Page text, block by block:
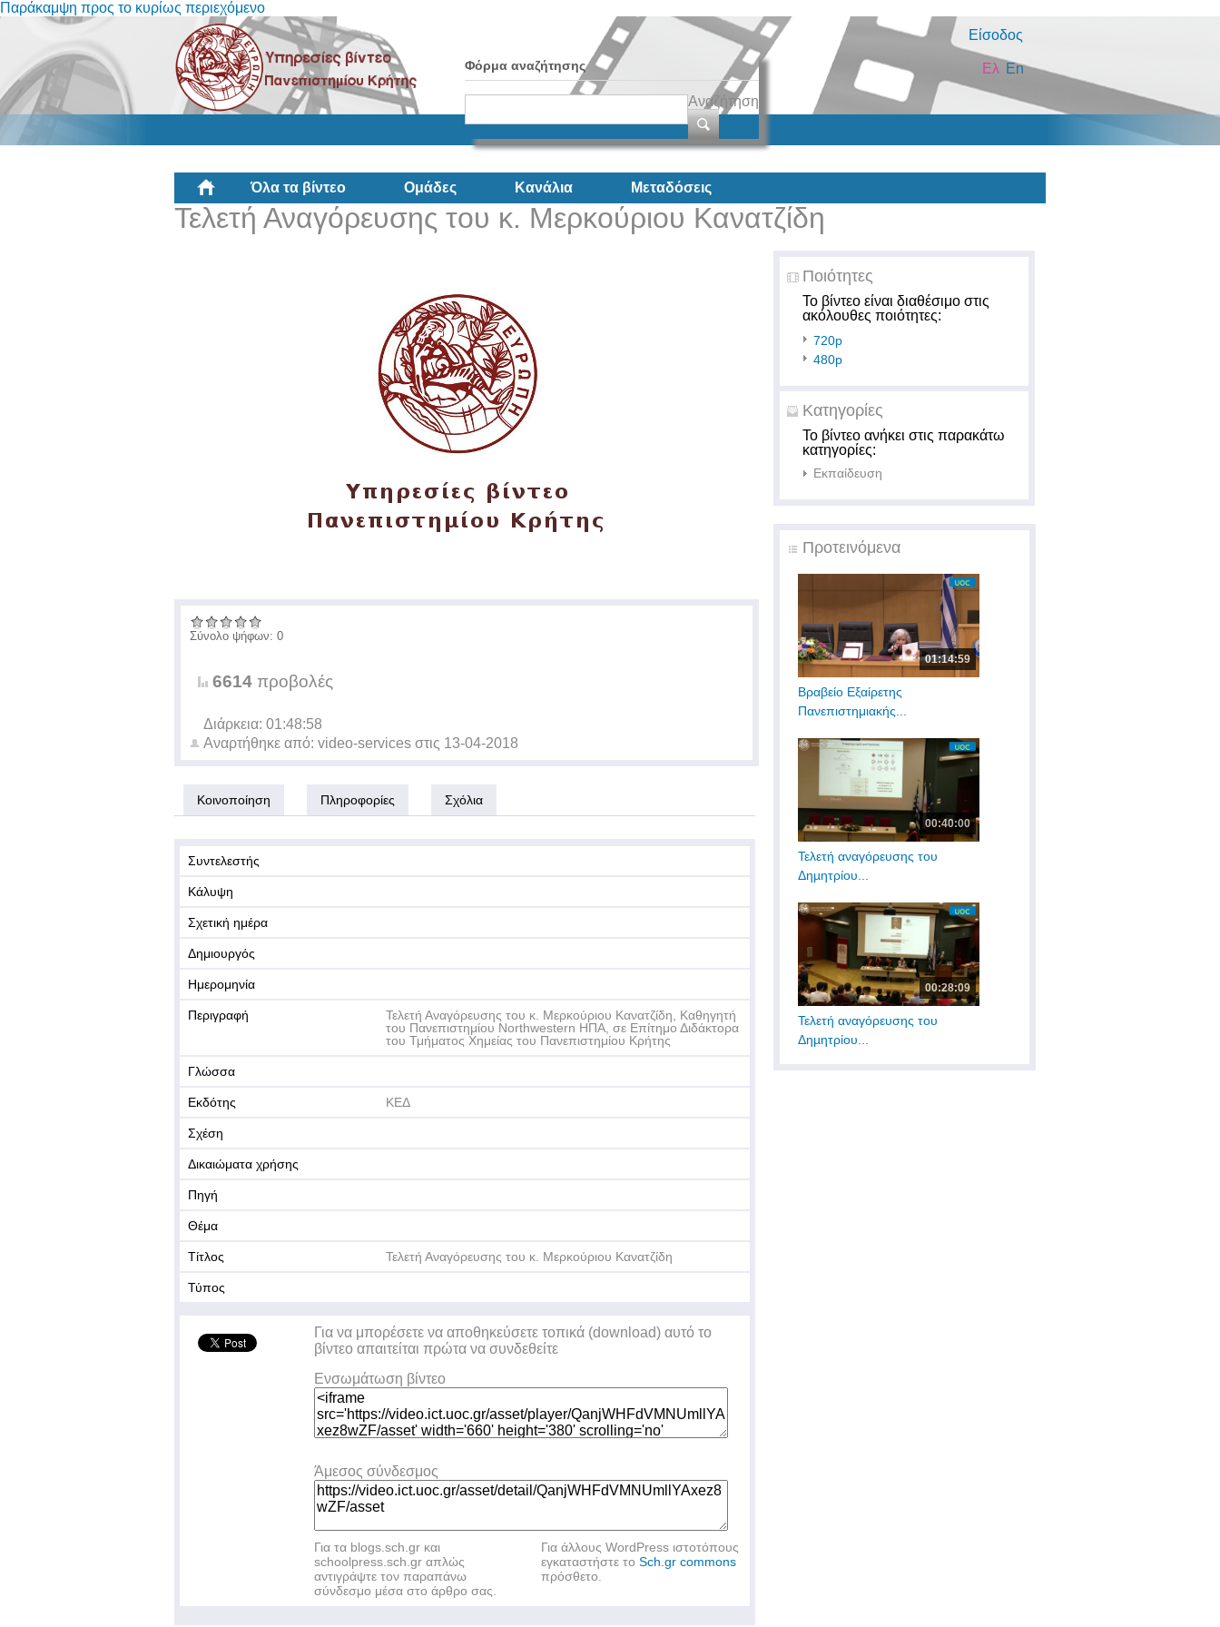
Παράκαμψη προς το κυρίως περιεχόμενο
Είσοδος
Φόρμα αναζήτησης
Αναζήτηση
En
Ελ
Όλα τα βίντεο Ομάδες Κανάλια Μεταδόσεις
Τελετή Αναγόρευσης του κ. Μερκούριου Κανατζίδη
Ποιότητες
Το βίντεο είναι διαθέσιμο στις
ακόλουθες ποιότητες:
720p
480p
Κατηγορίες
Το βίντεο ανήκει στις παρακάτω
κατηγορίες:
Εκπαίδευση
Προτεινόμενα
01:14:59
Βραβείο Εξαίρετης
Πανεπιστημιακής...
00:40:00
Τελετή αναγόρευσης του
Δηµητρίου...
00:28:09
Τελετή αναγόρευσης του
Δηµητρίου...
Σύνολο ψήφων: 0
6614 προβολές
Διάρκεια: 01:48:58
Αναρτήθηκε από: video-services στις 13-04-2018
Κοινοποίηση Πληροφορίες Σχόλια
Συντελεστής
Κάλυψη
Σχετική ημέρα
Δημιουργός
Ημερομηνία
Περιγραφή
Τελετή Αναγόρευσης του κ. Μερκούριου Κανατζίδη, Καθηγητή
του Πανεπιστημίου Northwestern ΗΠΑ, σε Επίτημο Διδάκτορα
του Τμήματος Χημείας του Πανεπιστημίου Κρήτης
Γλώσσα
Εκδότης ΚΕΔ
Σχέση
Δικαιώματα χρήσης
Πηγή
Θέμα
Τίτλος Τελετή Αναγόρευσης του κ. Μερκούριου Κανατζίδη
Τύπος
Για να μπορέσετε να αποθηκεύσετε τοπικά (download) αυτό το
βίντεο απαιτείται πρώτα να συνδεθείτε
Ενσωμάτωση βίντεο
Άμεσος σύνδεσμος
Για τα blogs.sch.gr και
schoolpress.sch.gr απλώς
αντιγράψτε τον παραπάνω
σύνδεσμο μέσα στο άρθρο σας.
Για άλλους WordPress ιστοτόπους
εγκαταστήστε το Sch.gr commons
πρόσθετο.